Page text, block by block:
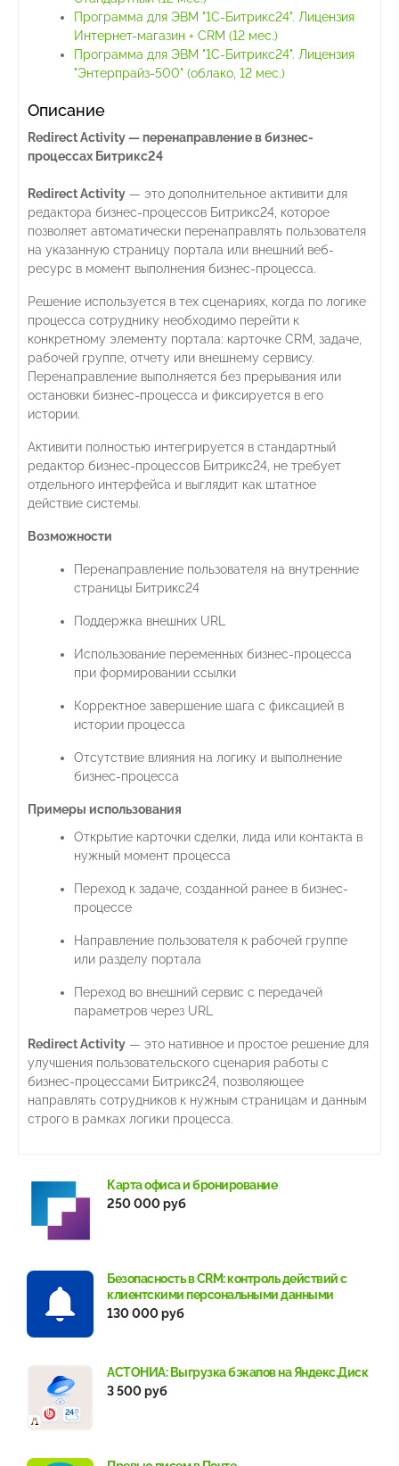
Программа для ЭВМ "1С-Битрикс24". Лицензия
Интернет-магазин + CRM (12 мес.)
Программа для ЭВМ "1С-Битрикс24". Лицензия
"Энтерпрайз-500" (облако, 12 мес.)
Описание
Redirect Activity — перенаправление в бизнес-
процессах Битрикс24
Redirect Activity — это дополнительное активити для
редактора бизнес-процессов Битрикс24, которое
позволяет автоматически перенаправлять пользователя
на указанную страницу портала или внешний веб-
ресурс в момент выполнения бизнес-процесса.
Решение используется в тех сценариях, когда по логике
процесса сотруднику необходимо перейти к
конкретному элементу портала: карточке CRM, задаче,
рабочей группе, отчету или внешнему сервису.
Перенаправление выполняется без прерывания или
остановки бизнес-процесса и фиксируется в его
истории.
Активити полностью интегрируется в стандартный
редактор бизнес-процессов Битрикс24, не требует
отдельного интерфейса и выглядит как штатное
действие системы.
Возможности
Перенаправление пользователя на внутренние
страницы Битрикс24
Поддержка внешних URL
Использование переменных бизнес-процесса
при формировании ссылки
Корректное завершение шага с фиксацией в
истории процесса
Отсутствие влияния на логику и выполнение
бизнес-процесса
Примеры использования
Открытие карточки сделки, лида или контакта в
нужный момент процесса
Переход к задаче, созданной ранее в бизнес-
процессе
Направление пользователя к рабочей группе
или разделу портала
Переход во внешний сервис с передачей
параметров через URL
Redirect Activity — это нативное и простое решение для
улучшения пользовательского сценария работы с
бизнес-процессами Битрикс24, позволяющее
направлять сотрудников к нужным страницам и данным
строго в рамках логики процесса.
Карта офиса и бронирование
250 000 руб
Безопасность в CRM: контроль действий с
клиентскими персональными данными
130 000 руб
АСТОНИА: Выгрузка бэкапов на Яндекс.Диск
3 500 руб